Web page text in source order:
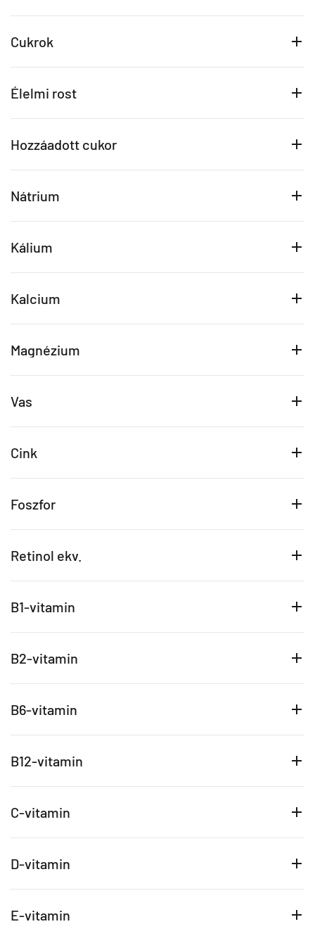
Cukrok
Élelmi rost
Hozzáadott cukor
Nátrium
Kálium
Kalcium
Magnézium
Vas
Cink
Foszfor
Retinol ekv.
B1-vitamin
B2-vitamin
B6-vitamin
B12-vitamin
C-vitamin
D-vitamin
E-vitamin